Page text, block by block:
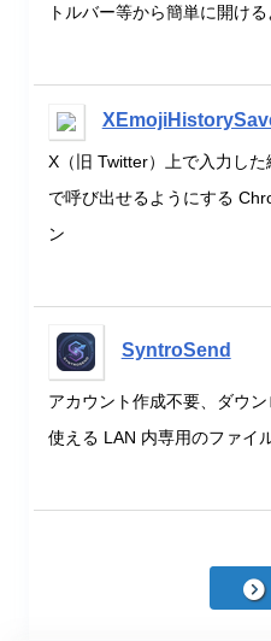
トルバー等から簡単に開け
X（旧 Twitter）上で入力し
で呼び出せるようにする
ン
SyntroSend
アカウント作成不要、ダウ
使える LAN 内専用のファイ